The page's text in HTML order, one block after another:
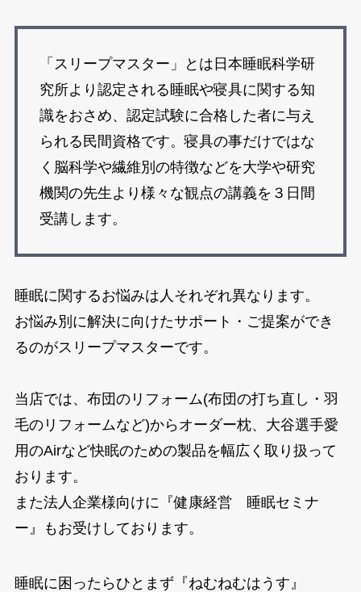
「スリープマスター」とは日本睡眠科学研
究所より認定される睡眠や寝具に関する知
識をおさめ、認定試験に合格した者に与え
られる民間資格です。寝具の事だけではな
く脳科学や繊維別の特徴などを大学や研究
機関の先生より様々な観点の講義を３日間
受講します。
睡眠に関するお悩みは人それぞれ異なります。
お悩み別に解決に向けたサポート・ご提案ができ
るのがスリープマスターです。
当店では、布団のリフォーム(布団の打ち直し・羽
毛のリフォームなど)からオーダー枕、大谷選手愛
用のAirなど快眠のための製品を幅広く取り扱って
おります。
また法人企業様向けに『健康経営 睡眠セミナ
ー』もお受けしております。
睡眠に困ったらひとまず『ねむねむはうす』